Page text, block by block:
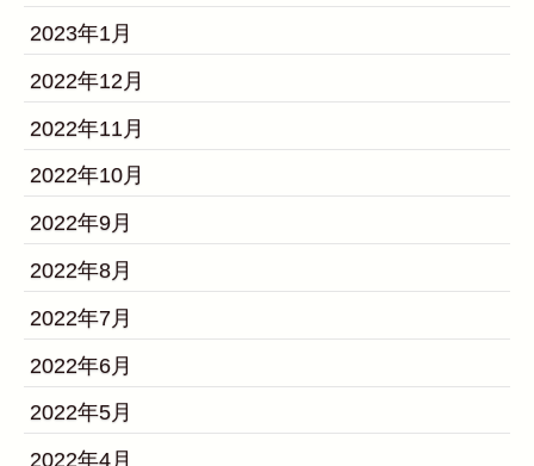
2023年1月
2022年12月
2022年11月
2022年10月
2022年9月
2022年8月
2022年7月
2022年6月
2022年5月
2022年4月